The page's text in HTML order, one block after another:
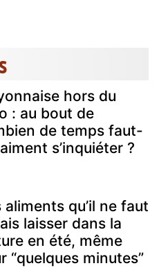
hors du
: au bout de
de temps faut-
s’inquiéter ?
aliments qu’il ne faut
laisser dans la
en été, même
“quelques minutes”